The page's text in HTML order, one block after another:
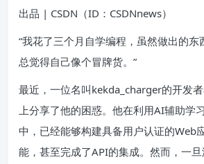
出品 | CSDN（ID：CSDNnews）
“我花了三个月自学编程，虽然做出的东
总觉得自己像个冒牌货。”
最近，一位名叫kekda_charger的开发
上分享了他的困惑。他在利用AI辅助学
中，已经能够构建具备用户认证的Web
能，甚至完成了API的集成。然而，一